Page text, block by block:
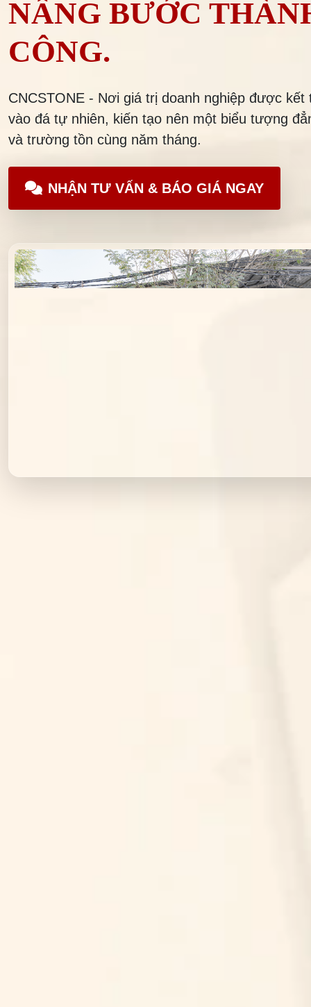
NÂNG BƯỚC
CÔNG.
CNCSTONE - Nơi giá trị doanh nghiệp được kết
vào đá tự nhiên, kiến tạo nên một biểu tượng
và trường tồn cùng năm tháng.
NHẬN TƯ VẤN & BÁO GIÁ NGAY